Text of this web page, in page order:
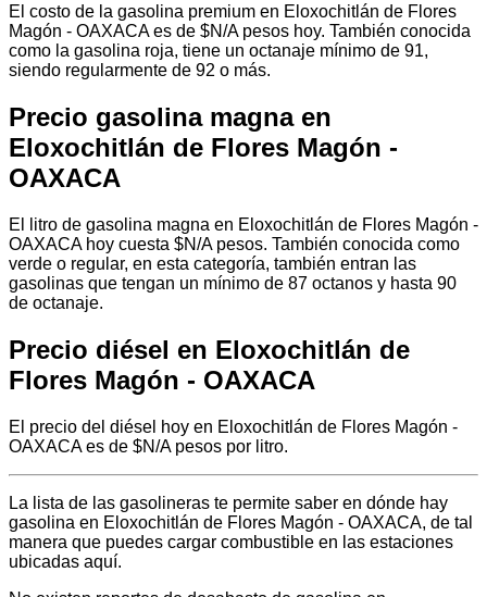
El costo de la gasolina premium en Eloxochitlán de Flores
Magón - OAXACA es de $N/A pesos hoy. También conocida
como la gasolina roja, tiene un octanaje mínimo de 91,
siendo regularmente de 92 o más.
Precio gasolina magna en
Eloxochitlán de Flores Magón -
OAXACA
El litro de gasolina magna en Eloxochitlán de Flores Magón -
OAXACA hoy cuesta $N/A pesos. También conocida como
verde o regular, en esta categoría, también entran las
gasolinas que tengan un mínimo de 87 octanos y hasta 90
de octanaje.
Precio diésel en Eloxochitlán de
Flores Magón - OAXACA
El precio del diésel hoy en Eloxochitlán de Flores Magón -
OAXACA es de $N/A pesos por litro.
La lista de las gasolineras te permite saber en dónde hay
gasolina en Eloxochitlán de Flores Magón - OAXACA, de tal
manera que puedes cargar combustible en las estaciones
ubicadas aquí.